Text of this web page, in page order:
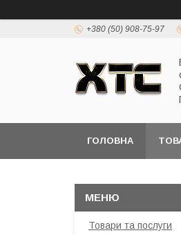
+380 (50) 908-75-97
ГОЛОВНА
Товари та послуги